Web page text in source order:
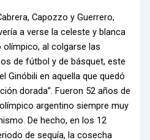
Capozzo y Guerrero,
a verse la celeste y blanca
al colgarse las
de fútbol y de básquet, este
Ginóbili en aquella que quedó
dorada”. Fueron 52 años de
argentino siempre muy
De hecho, en los 12
de sequía, la cosecha